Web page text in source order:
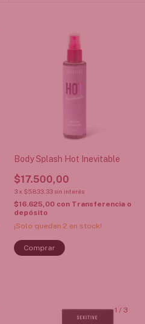
Body Splash Hot Inevitable
$17.500,00
3 x $5.833,33 sin interés
$16.625,00 con Transferencia o
depósito
¡Solo quedan 2 en stock!
1 / 3